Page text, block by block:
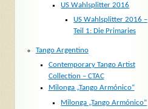
US Wahlsplitter 2016
US Wahlsplitter 2016 –
Teil 1: Die Primaries
Tango Argentino
Contemporary Tango Artist
Collection – CTAC
Milonga „Tango Armónico“
Milonga „Tango Armónico“